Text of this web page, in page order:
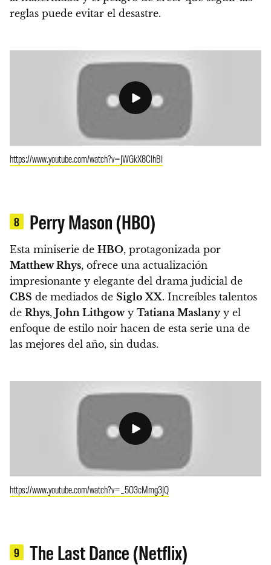
reglas puede evitar el desastre.
https://www.youtube.com/watch?v=JWGkX8ClhBI
8 Perry Mason (HBO)
Esta miniserie de HBO, protagonizada por
Matthew Rhys, ofrece una actualización
impresionante y elegante del drama judicial de
CBS de mediados de Siglo XX. Increíbles talentos
de Rhys, John Lithgowy Tatiana Maslanyy el
enfoque de estilo noir hacen de esta serie una de
las mejores del año, sin dudas.
https://www.youtube.com/watch?v=_5O3cMmg3JQ
9 The Last Dance (Netflix)